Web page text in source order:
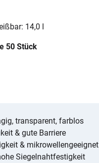
14,0 l
50 Stück
transparent, farblos
& gute Barriere
& mikrowellengeeignet
Siegelnahtfestigkeit